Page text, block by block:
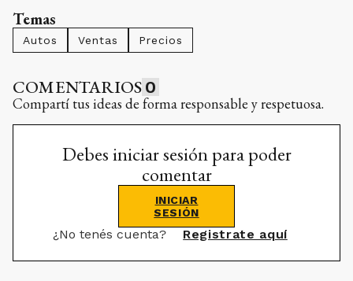
Temas
Autos Ventas Precios
COMENTARIOS 0
Compartí tus ideas de forma responsable y respetuosa.
Debes iniciar sesión para poder
comentar
INICIAR
SESIÓN
¿No tenés cuenta? Registrate aquí